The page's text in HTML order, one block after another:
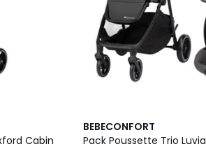
Cabin
BEBECONFORT
Pack Poussette Trio Luvia
4,2
/ 5